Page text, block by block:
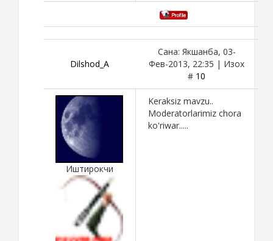
Dilshod_A
Сана: Якшанба, 03-
Фев-2013, 22:35 | Изох
# 10
Иштирокчи
Keraksiz mavzu..
Moderatorlarimiz chora
ko'riwar.....